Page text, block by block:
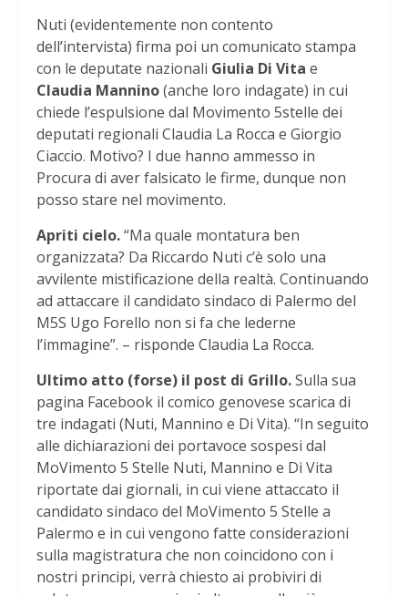
Nuti (evidentemente non contento
dell’intervista) firma poi un comunicato stampa
con le deputate nazionali Giulia Di Vita e
Claudia Mannino(anche loro indagate) in cui
chiede l’espulsione dal Movimento 5stelle dei
deputati regionali Claudia La Rocca e Giorgio
Ciaccio. Motivo? I due hanno ammesso in
Procura di aver falsicato le firme, dunque non
posso stare nel movimento.
Apriti cielo.“Ma quale montatura ben
organizzata? Da Riccardo Nuti c’è solo una
avvilente mistificazione della realtà. Continuando
ad attaccare il candidato sindaco di Palermo del
M5S Ugo Forello non si fa che lederne
l’immagine”. – risponde Claudia La Rocca.
Ultimo atto (forse) il post di Grillo.Sulla sua
pagina Facebook il comico genovese scarica di
tre indagati (Nuti, Mannino e Di Vita). “In seguito
alle dichiarazioni dei portavoce sospesi dal
MoVimento 5 Stelle Nuti, Mannino e Di Vita
riportate dai giornali, in cui viene attaccato il
candidato sindaco del MoVimento 5 Stelle a
Palermo e in cui vengono fatte considerazioni
sulla magistratura che non coincidono con i
nostri principi, verrà chiesto ai probiviri di